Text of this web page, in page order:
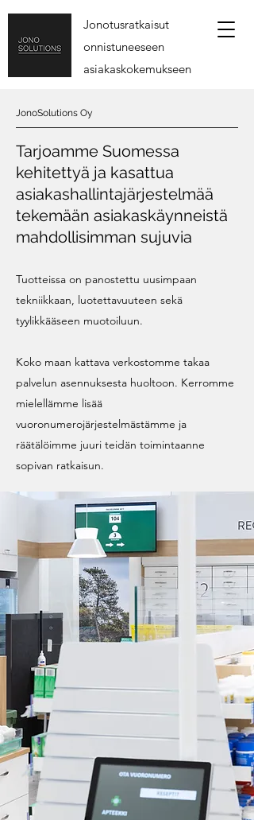
Jonotusratkaisut
onnistuneeseen
asiakaskokemukseen
JonoSolutions Oy
Tarjoamme Suomessa
kehitettyä ja kasattua
asiakashallintajärjestelmää
tekemään asiakaskäynneistä
mahdollisimman sujuvia
Tuotteissa on panostettu uusimpaan
tekniikkaan, luotettavuuteen sekä
tyylikkääseen muotoiluun.
Koko maan kattava verkostomme takaa
palvelun asennuksesta huoltoon. Kerromme
mielellämme lisää
vuoronumerojärjestelmästämme ja
räätälöimme juuri teidän toimintaanne
sopivan ratkaisun.